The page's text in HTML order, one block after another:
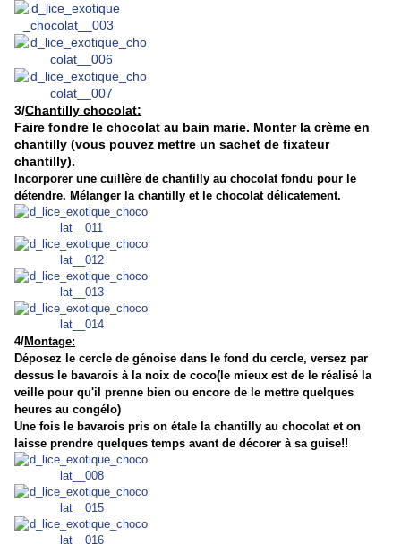
3/Chantilly chocolat:
Faire fondre le chocolat au bain marie. Monter la crème en
chantilly (vous pouvez mettre un sachet de fixateur
chantilly).
Incorporer une cuillère de chantilly au chocolat fondu pour le
détendre. Mélanger la chantilly et le chocolat délicatement.
4/Montage:
Déposez le cercle de génoise dans le fond du cercle, versez par
dessus le bavarois à la noix de coco(le mieux est de le réalisé la
veille pour qu'il prenne bien ou encore de le mettre quelques
heures au congélo)
Une fois le bavarois pris on étale la chantilly au chocolat et on
laisse prendre quelques temps avant de décorer à sa guise!!